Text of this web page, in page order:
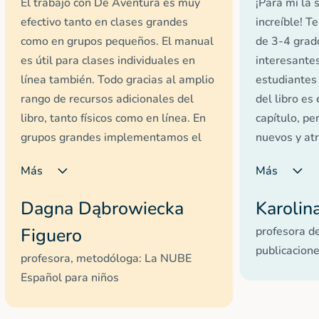
efectivo tanto en clases grandes
como en grupos pequeños. El manual
es útil para clases individuales en
línea también. Todo gracias al amplio
rango de recursos adicionales del
libro, tanto físicos como en línea. En
grupos grandes implementamos el
pensado. En grupos más pequeños
adicionales y los materiales
electrónicos, lo cual es fantástico. La
plataforma Profidesk permite
resolver o comprobar tareas de forma
electrónica. Gracias a que el libro
Más
Dagna Dąbrowiecka
Figuero
profesora, metodóloga: La NUBE
Español para niños
increíble!
de 3-4
del libro es
capítulo,
nuevos y
¡Mis
diseños,
trabajo,
versión
Más
profesora